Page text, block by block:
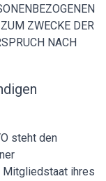
ZWECKE DER
NACH
steht den
ihres